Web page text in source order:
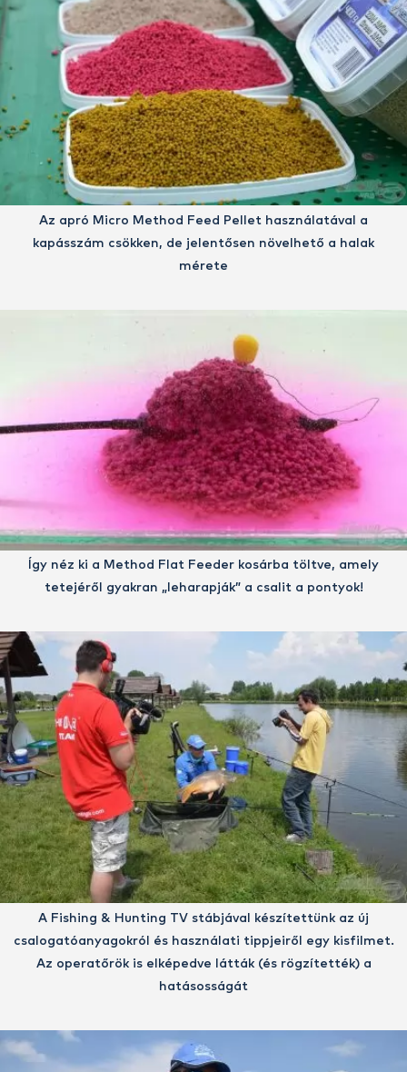
Az apró Micro Method Feed Pellet használatával a
kapásszám csökken, de jelentősen növelhető a halak
mérete
Így néz ki a Method Flat Feeder kosárba töltve, amely
tetejéről gyakran „leharapják” a csalit a pontyok!
A Fishing & Hunting TV stábjával készítettünk az új
csalogatóanyagokról és használati tippjeiről egy kisfilmet.
Az operatőrök is elképedve látták (és rögzítették) a
hatásosságát